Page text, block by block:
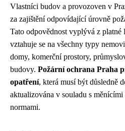
Vlastníci budov a provozoven v
za zajištění odpovídající úrovně
Tato odpovědnost vyplývá z
vztahuje se na všechny typy
domy, komerční prostory,
budovy. Požární ochrana Praha
opatření, která musí být důsledně
aktualizována v souladu s
normami.